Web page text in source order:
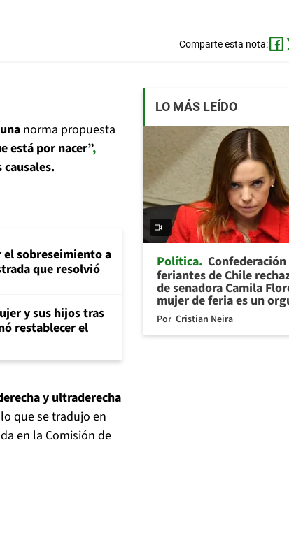
Comparte esta nota:
norma propuesta
está por nacer”,
el sobreseimiento a
que resolvió
y sus hijos tras
restablecer el
y ultraderecha
lo que se tradujo en
en la Comisión de
LO MÁS LEÍDO
Política Confederación
feriantes de Chile
de senadora Camila
mujer de feria es un
Por Cristian Neira